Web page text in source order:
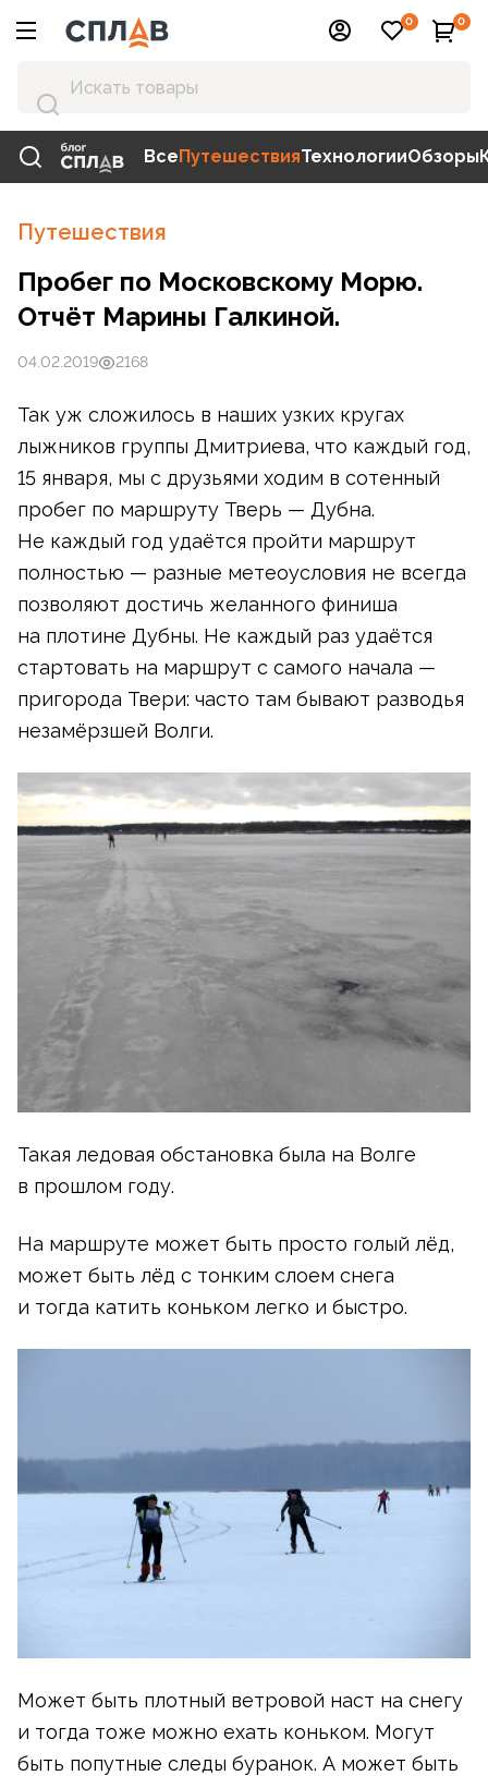
0 0
ВсеПутешествияТехнологииОбзоры
Путешествия
Пробег по Московскому Морю.
Отчёт Марины Галкиной.
04.02.2019 2168
Так уж сложилось в наших узких кругах
лыжников группы Дмитриева, что каждый год,
15 января, мы с друзьями ходим в сотенный
пробег по маршруту Тверь — Дубна.
Не каждый год удаётся пройти маршрут
полностью — разные метеоусловия не всегда
позволяют достичь желанного финиша
на плотине Дубны. Не каждый раз удаётся
стартовать на маршрут с самого начала —
пригорода Твери: часто там бывают разводья
незамёрзшей Волги.
Такая ледовая обстановка была на Волге
в прошлом году.
На маршруте может быть просто голый лёд,
может быть лёд с тонким слоем снега
и тогда катить коньком легко и быстро.
Может быть плотный ветровой наст на снегу
и тогда тоже можно ехать коньком. Могут
быть попутные следы буранок. А может быть